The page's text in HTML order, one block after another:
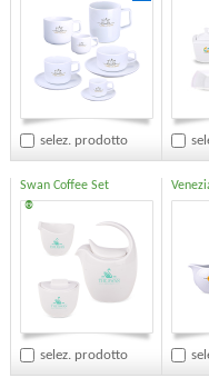
selez. prodotto
Swan Coffee Set
®
selez. prodotto